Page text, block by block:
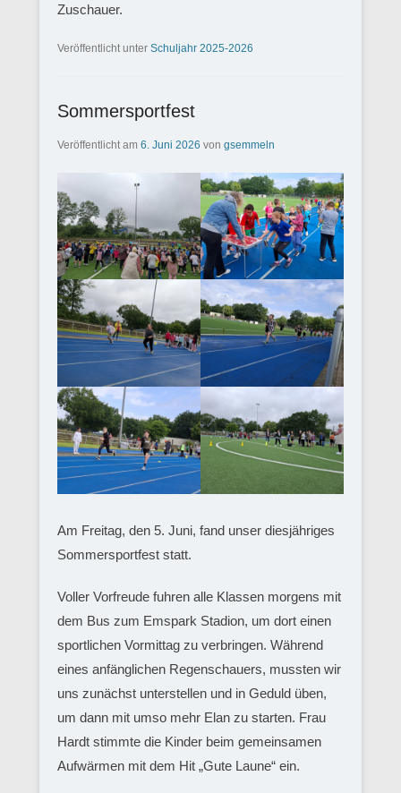
Zuschauer.
Veröffentlicht unter Schuljahr 2025-2026
Sommersportfest
Veröffentlicht am 6. Juni 2026 von gsemmeln
Am Freitag, den 5. Juni, fand unser diesjähriges
Sommersportfest statt.
Voller Vorfreude fuhren alle Klassen morgens mit
dem Bus zum Emspark Stadion, um dort einen
sportlichen Vormittag zu verbringen. Während
eines anfänglichen Regenschauers, mussten wir
uns zunächst unterstellen und in Geduld üben,
um dann mit umso mehr Elan zu starten. Frau
Hardt stimmte die Kinder beim gemeinsamen
Aufwärmen mit dem Hit „Gute Laune“ ein.